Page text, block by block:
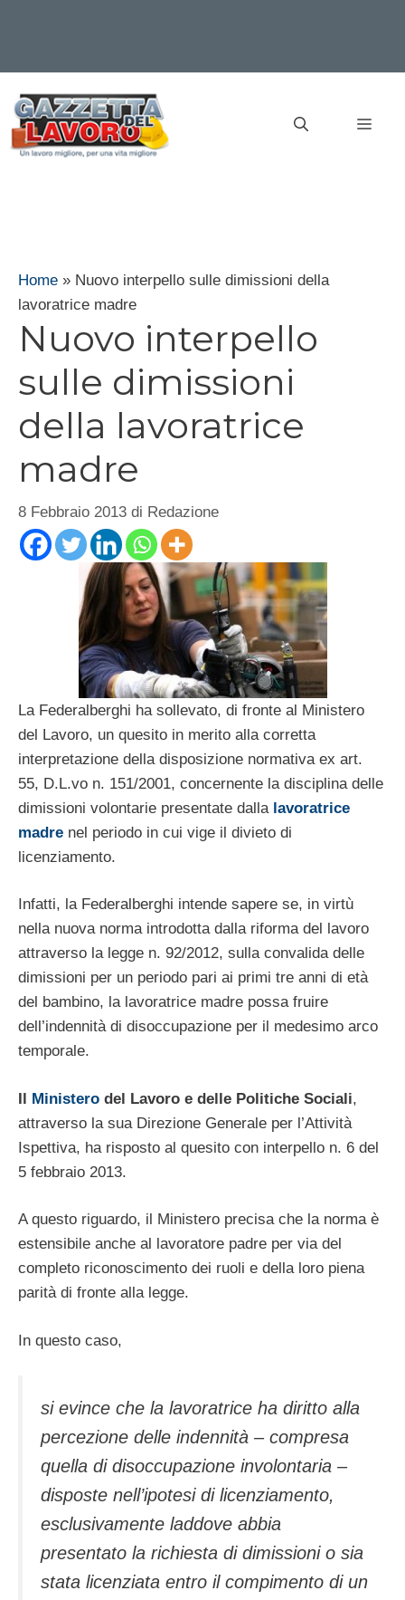
contenuto
Home » Nuovo interpello sulle dimissioni della
lavoratrice madre
Nuovo interpello
sulle dimissioni
della lavoratrice
madre
8 Febbraio 2013 di Redazione
La Federalberghi ha sollevato, di fronte al Ministero
del Lavoro, un quesito in merito alla corretta
interpretazione della disposizione normativa ex art.
55, D.L.vo n. 151/2001, concernente la disciplina delle
dimissioni volontarie presentate dalla lavoratrice
madre nel periodo in cui vige il divieto di
licenziamento.
Infatti, la Federalberghi intende sapere se, in virtù
nella nuova norma introdotta dalla riforma del lavoro
attraverso la legge n. 92/2012, sulla convalida delle
dimissioni per un periodo pari ai primi tre anni di età
del bambino, la lavoratrice madre possa fruire
dell’indennità di disoccupazione per il medesimo arco
temporale.
Il Ministero del Lavoro e delle Politiche Sociali,
attraverso la sua Direzione Generale per l’Attività
Ispettiva, ha risposto al quesito con interpello n. 6 del
5 febbraio 2013.
A questo riguardo, il Ministero precisa che la norma è
estensibile anche al lavoratore padre per via del
completo riconoscimento dei ruoli e della loro piena
parità di fronte alla legge.
In questo caso,
si evince che la lavoratrice ha diritto alla
percezione delle indennità – compresa
quella di disoccupazione involontaria –
disposte nell’ipotesi di licenziamento,
esclusivamente laddove abbia
presentato la richiesta di dimissioni o sia
stata licenziata entro il compimento di un